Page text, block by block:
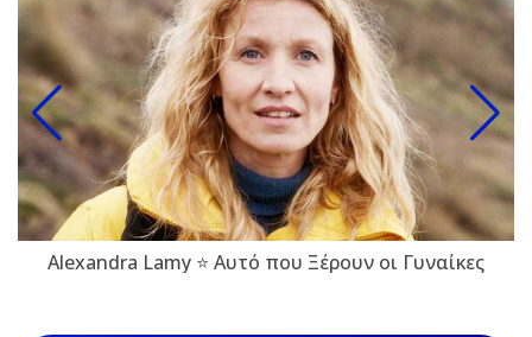
Alexandra Lamy ⭐ Αυτό που Ξέρουν οι Γυναίκες